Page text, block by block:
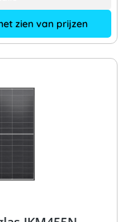
zien van prijzen